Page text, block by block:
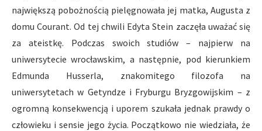
największą pobożnością pielęgnowała jej matka, Augusta z
domu Courant. Od tej chwili Edyta Stein zaczęła uważać się
za ateistkę. Podczas swoich studiów – najpierw na
uniwersytecie wrocławskim, a następnie, pod kierunkiem
Edmunda Husserla, znakomitego filozofa na
uniwersytetach w Getyndze i Fryburgu Bryzgowijskim – z
ogromną konsekwencją i uporem szukała jednak prawdy o
człowieku i sensie jego życia. Początkowo nie wiedziała, że